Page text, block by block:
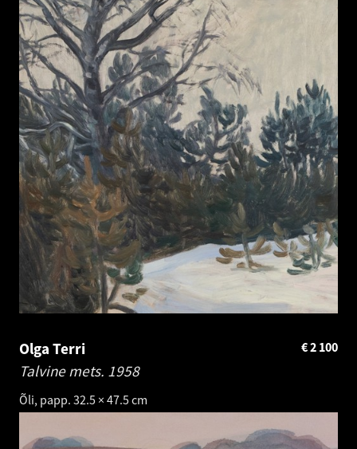
Olga Terri
Talvine mets. 1958
Õli, papp. 32.5 × 47.5 cm
2 100
€